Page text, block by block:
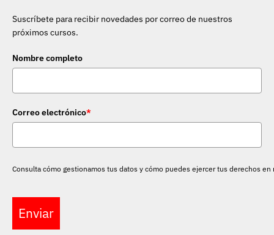
Suscríbete para recibir novedades por correo de nuestros
próximos cursos.
Nombre completo
Correo electrónico*
Consulta cómo gestionamos tus datos y cómo puedes ejercer tus derechos
Enviar